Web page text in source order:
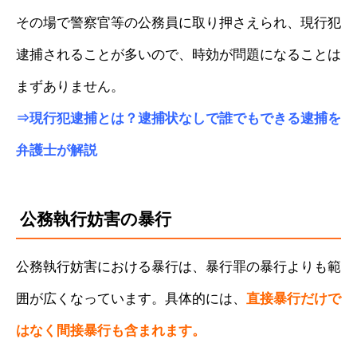
その場で警察官等の公務員に取り押さえられ、現行犯
逮捕されることが多いので、時効が問題になることは
まずありません。
⇒現行犯逮捕とは？逮捕状なしで誰でもできる逮捕を
弁護士が解説
公務執行妨害の暴行
公務執行妨害における暴行は、暴行罪の暴行よりも範
囲が広くなっています。具体的には、 直接暴行だけで
はなく間接暴行も含まれます。